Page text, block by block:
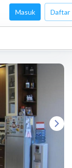
Masuk Daftar